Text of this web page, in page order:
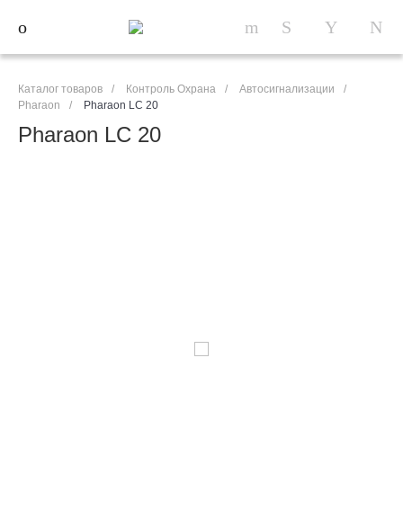
Каталог товаров / Контроль Охрана / Автосигнализации
/
Pharaon
/ Pharaon LC 20
Pharaon LC 20